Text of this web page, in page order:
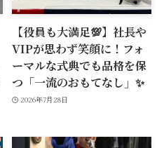
【役員も大満足💯】社長や
VIPが思わず笑顔に！フォ
ーマルな式典でも品格を保
つ「一流のおもてなし」✨
2026年7月28日